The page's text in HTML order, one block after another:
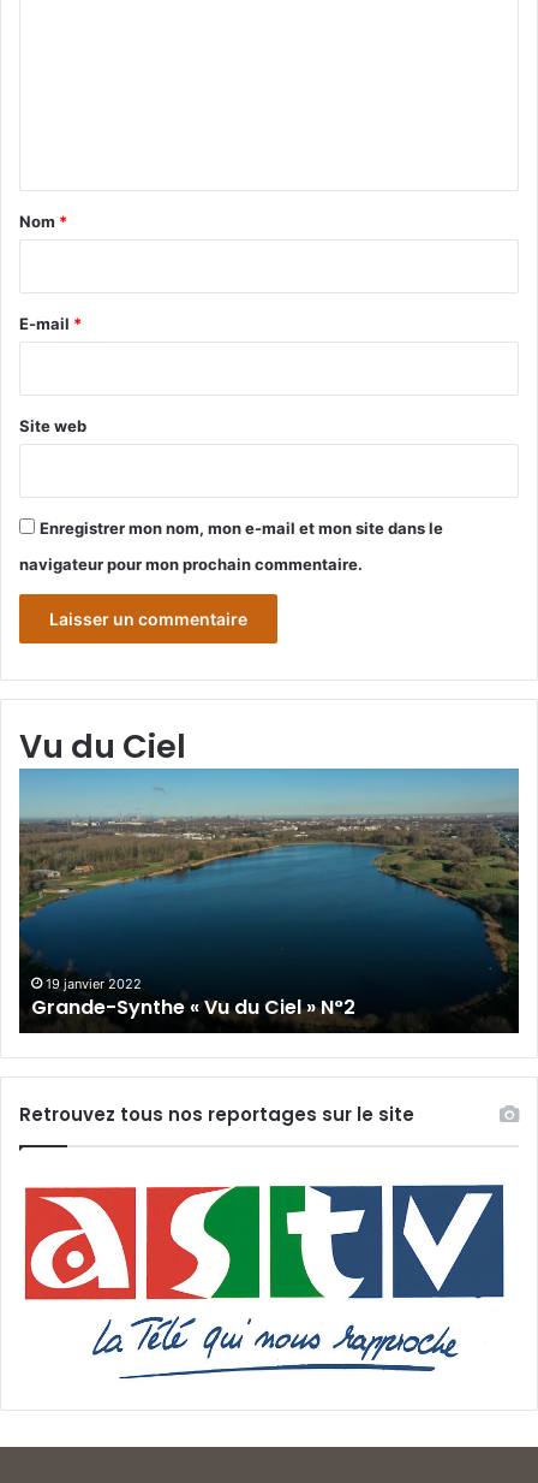
a
e
Nom *
E-mail *
Site web
Enregistrer mon nom, mon e-mail et mon site dans le
navigateur pour mon prochain commentaire.
Vu du Ciel
« Vu
du
Ciel »
N°2
19 janvier 2022
Grande-Synthe « Vu du Ciel » N°2
«
du
Retrouvez tous nos reportages sur le site